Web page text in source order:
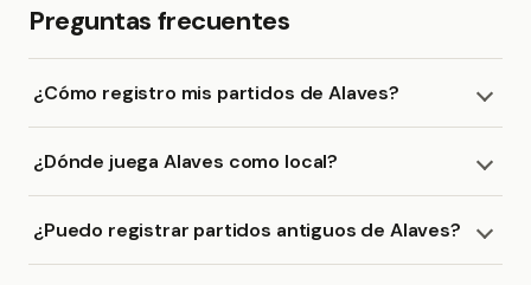
Preguntas frecuentes
¿Cómo registro mis partidos de Alaves?
¿Dónde juega Alaves como local?
¿Puedo registrar partidos antiguos de Alaves?